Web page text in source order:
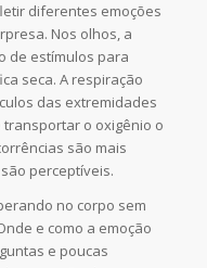
diferentes emoções
Nos olhos, a
de estímulos para
seca. A respiração
das extremidades
transportar o oxigênio o
são mais
perceptíveis.
no corpo sem
e como a emoção
e poucas